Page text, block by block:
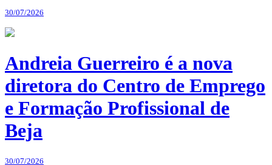
30/07/2026
Andreia Guerreiro é a nova
diretora do Centro de Emprego
e Formação Profissional de
Beja
30/07/2026